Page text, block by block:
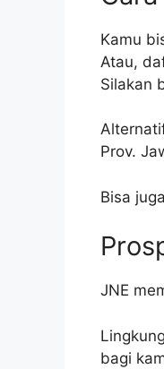
Kamu
Atau,
Silakan
Prov.
Bisa
JNE
bagi